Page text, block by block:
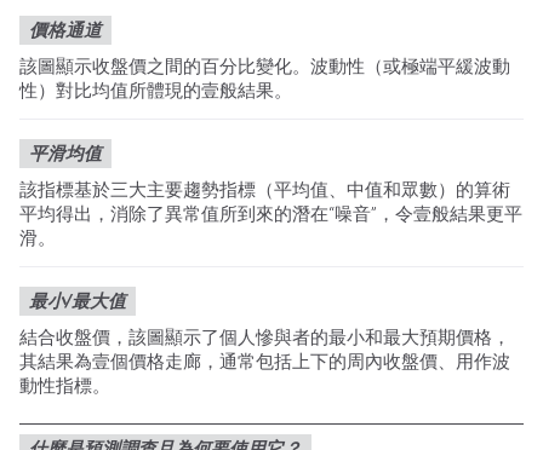
價格通道
該圖顯示收盤價之間的百分比變化。波動性（或極端平緩波動
性）對比均值所體現的壹般結果。
平滑均值
該指標基於三大主要趨勢指標（平均值、中值和眾數）的算術
平均得出，消除了異常值所到來的潛在“噪音”，令壹般結果更平
滑。
最小/最大值
結合收盤價，該圖顯示了個人慘與者的最小和最大預期價格，
其結果為壹個價格走廊，通常包括上下的周內收盤價、用作波
動性指標。